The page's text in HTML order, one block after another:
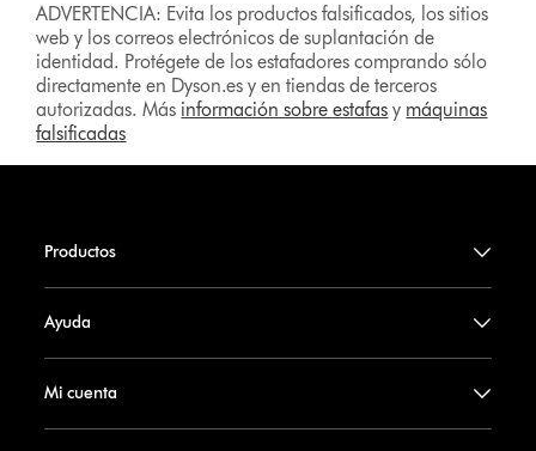
ADVERTENCIA: Evita los productos falsificados, los sitios
web y los correos electrónicos de suplantación de
identidad. Protégete de los estafadores comprando sólo
directamente en Dyson.es y en tiendas de terceros
autorizadas. Más información sobre estafas y máquinas
falsificadas
Productos
Ayuda
Mi cuenta